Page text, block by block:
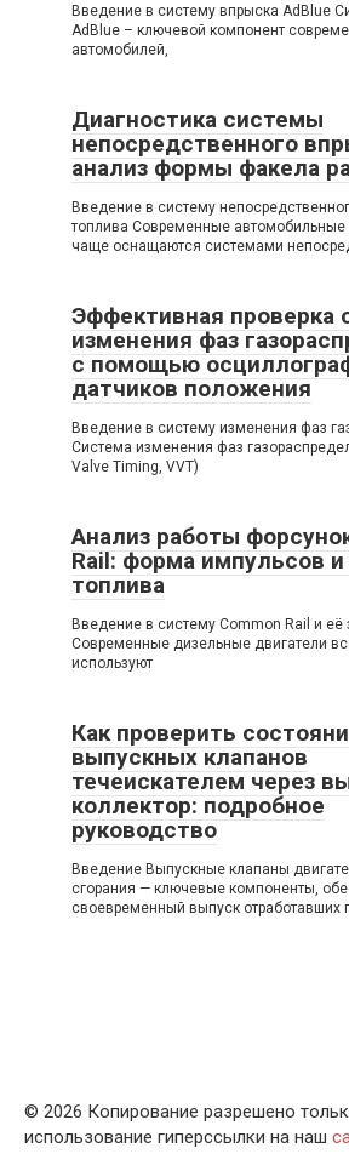
Введение в систему впрыска AdBlue
AdBlue – ключевой компонент
автомобилей,
Диагностика системы
непосредственного
анализ формы факела
Введение в систему
топлива Современные автомобильные
чаще оснащаются системами
Эффективная проверка
изменения фаз
с помощью
датчиков положения
Введение в систему изменения фаз
Система изменения фаз
Valve Timing, VVT)
Анализ работы
Rail: форма импульсов и
топлива
Введение в систему Common Rail и её
Современные дизельные двигатели
используют
Как проверить
выпускных клапанов
течеискателем через
коллектор: подробное
руководство
Введение Выпускные клапаны
сгорания — ключевые компоненты,
своевременный выпуск отработавших
© 2026 Копирование разрешено
использование гиперссылки на наш